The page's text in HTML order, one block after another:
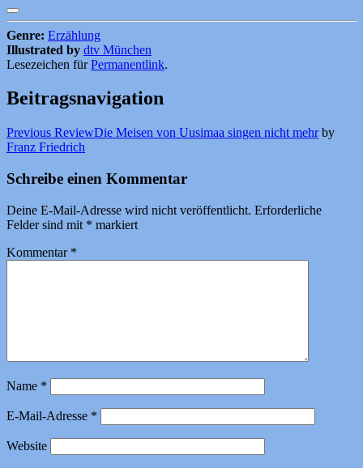
Genre: Erzählung
Illustrated by dtv München
Lesezeichen fürPermanentlink.
Beitragsnavigation
Previous ReviewDie Meisen von Uusimaa singen nicht mehrby
Franz Friedrich
Schreibe einen Kommentar
Deine E-Mail-Adresse wird nicht veröffentlicht. Erforderliche
Felder sind mit * markiert
Kommentar *
Name *
E-Mail-Adresse *
Website